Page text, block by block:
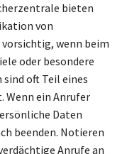
bieten
von
vorsichtig, wenn beim
oder besondere
oft Teil eines
Wenn ein Anrufer
Daten
beenden. Notieren
Anrufe an